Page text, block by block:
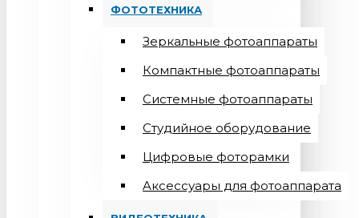
ФОТОТЕХНИКА
Зеркальные фотоаппараты
Компактные фотоаппараты
Системные фотоаппараты
Студийное оборудование
Цифровые фоторамки
Aксессуары для фотоаппарата